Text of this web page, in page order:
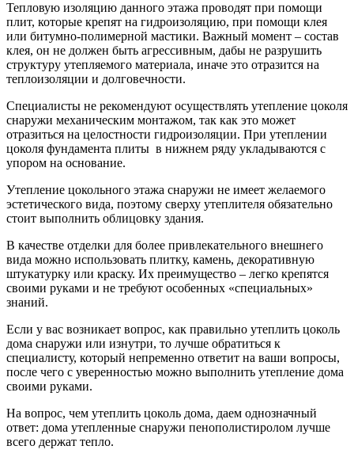
Тепловую изоляцию данного этажа проводят при помощи
плит, которые крепят на гидроизоляцию, при помощи клея
или битумно-полимерной мастики. Важный момент – состав
клея, он не должен быть агрессивным, дабы не разрушить
структуру утепляемого материала, иначе это отразится на
теплоизоляции и долговечности.
Специалисты не рекомендуют осуществлять утепление цоколя
снаружи механическим монтажом, так как это может
отразиться на целостности гидроизоляции. При утеплении
цоколя фундамента плиты в нижнем ряду укладываются с
упором на основание.
Утепление цокольного этажа снаружи не имеет желаемого
эстетического вида, поэтому сверху утеплителя обязательно
стоит выполнить облицовку здания.
В качестве отделки для более привлекательного внешнего
вида можно использовать плитку, камень, декоративную
штукатурку или краску. Их преимущество – легко крепятся
своими руками и не требуют особенных «специальных»
знаний.
Если у вас возникает вопрос, как правильно утеплить цоколь
дома снаружи или изнутри, то лучше обратиться к
специалисту, который непременно ответит на ваши вопросы,
после чего с уверенностью можно выполнить утепление дома
своими руками.
На вопрос, чем утеплить цоколь дома, даем однозначный
ответ: дома утепленные снаружи пенополистиролом лучше
всего держат тепло.